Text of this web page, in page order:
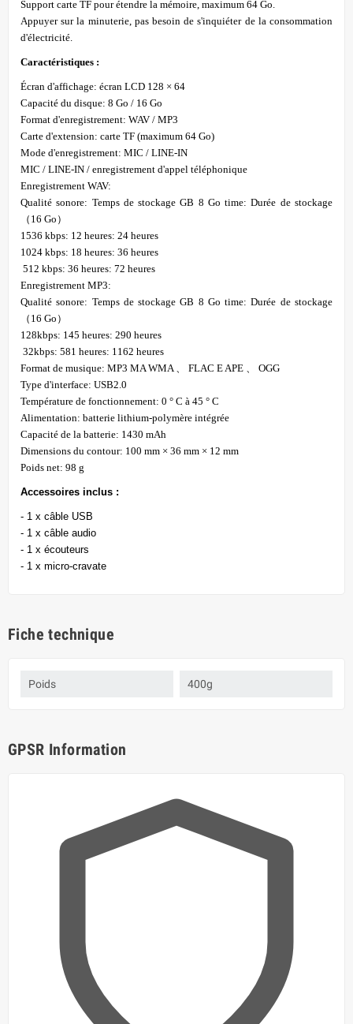
Support carte TF pour étendre la mémoire, maximum 64 Go.
Appuyer sur la minuterie, pas besoin de s'inquiéter de la consommation
d'électricité.
Caractéristiques :
Écran d'affichage: écran LCD 128 × 64
Capacité du disque: 8 Go / 16 Go
Format d'enregistrement: WAV / MP3
Carte d'extension: carte TF (maximum 64 Go)
Mode d'enregistrement: MIC / LINE-IN
MIC / LINE-IN / enregistrement d'appel téléphonique
Enregistrement WAV:
Qualité sonore: Temps de stockage GB 8 Go time: Durée de stockage
（16 Go）
1536 kbps: 12 heures: 24 heures
1024 kbps: 18 heures: 36 heures
512 kbps: 36 heures: 72 heures
Enregistrement MP3:
Qualité sonore: Temps de stockage GB 8 Go time: Durée de stockage
（16 Go）
128kbps: 145 heures: 290 heures
32kbps: 581 heures: 1162 heures
Format de musique: MP3 MA WMA 、 FLAC E APE 、 OGG
Type d'interface: USB2.0
Température de fonctionnement: 0 ° C à 45 ° C
Alimentation: batterie lithium-polymère intégrée
Capacité de la batterie: 1430 mAh
Dimensions du contour: 100 mm × 36 mm × 12 mm
Poids net: 98 g
Accessoires inclus :
- 1 x câble USB
- 1 x câble audio
- 1 x écouteurs
- 1 x micro-cravate
Fiche technique
Poids 400g
GPSR Information